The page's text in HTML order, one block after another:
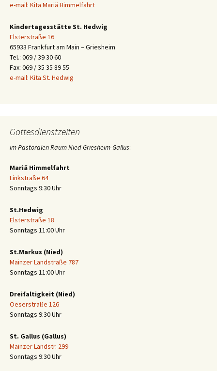
e-mail: Kita Mariä Himmelfahrt
Kindertagesstätte St. Hedwig
Elsterstraße 16
65933 Frankfurt am Main – Griesheim
Tel.: 069 / 39 30 60
Fax: 069 / 35 35 89 55
e-mail: Kita St. Hedwig
Gottesdienstzeiten
im Pastoralen Raum Nied-Griesheim-Gallus:
Mariä Himmelfahrt
Linkstraße 64
Sonntags 9:30 Uhr
St.Hedwig
Elsterstraße 18
Sonntags 11:00 Uhr
St.Markus (Nied)
Mainzer Landstraße 787
Sonntags 11:00 Uhr
Dreifaltigkeit (Nied)
Oeserstraße 126
Sonntags 9:30 Uhr
St. Gallus (Gallus)
Mainzer Landstr. 299
Sonntags 9:30 Uhr